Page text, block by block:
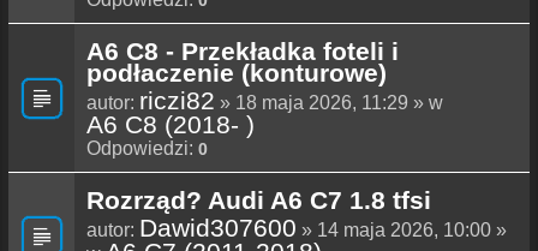
A6 C8 - Przekładka foteli i
podłaczenie (konturowe)
autor: riczi82 » 18 maja 2026, 11:29 » w
A6 C8 (2018- )
Odpowiedzi: 0
Rozrząd? Audi A6 C7 1.8 tfsi
autor: Dawid307600 » 14 maja 2026, 10:00 »